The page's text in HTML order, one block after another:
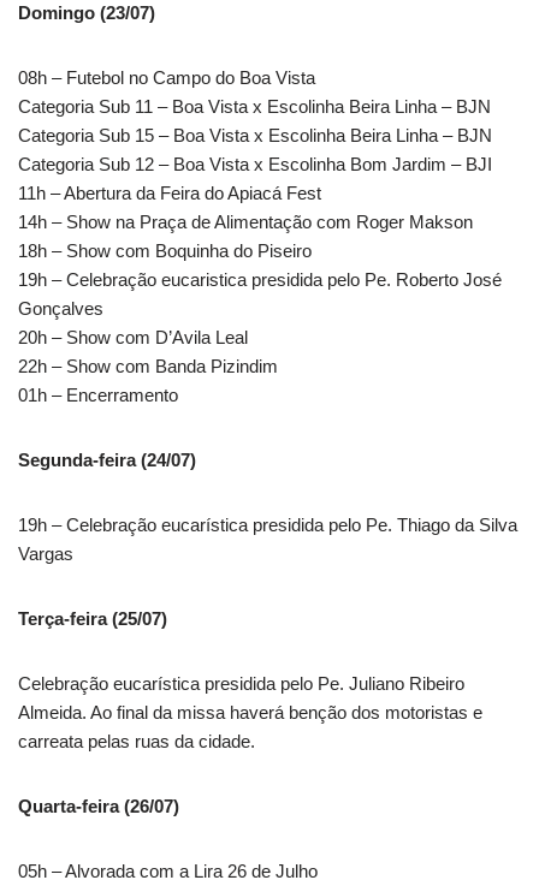
Domingo (23/07)
08h – Futebol no Campo do Boa Vista
Categoria Sub 11 – Boa Vista x Escolinha Beira Linha – BJN
Categoria Sub 15 – Boa Vista x Escolinha Beira Linha – BJN
Categoria Sub 12 – Boa Vista x Escolinha Bom Jardim – BJI
11h – Abertura da Feira do Apiacá Fest
14h – Show na Praça de Alimentação com Roger Makson
18h – Show com Boquinha do Piseiro
19h – Celebração eucaristica presidida pelo Pe. Roberto José
Gonçalves
20h – Show com D’Avila Leal
22h – Show com Banda Pizindim
01h – Encerramento
Segunda-feira (24/07)
19h – Celebração eucarística presidida pelo Pe. Thiago da Silva
Vargas
Terça-feira (25/07)
Celebração eucarística presidida pelo Pe. Juliano Ribeiro
Almeida. Ao final da missa haverá benção dos motoristas e
carreata pelas ruas da cidade.
Quarta-feira (26/07)
05h – Alvorada com a Lira 26 de Julho